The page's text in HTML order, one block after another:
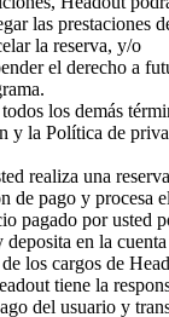
las prestaciones
la reserva, y/o
el derecho a
los demás
y la Política de
realiza una
de pago y procesa
pagado por usted
deposita en la
los cargos de
tiene la
del usuario y